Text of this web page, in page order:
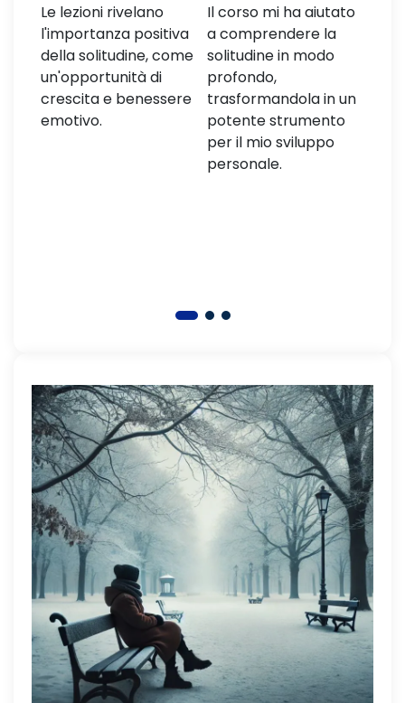
Le lezioni rivelano
l'importanza positiva
della solitudine, come
un'opportunità di
crescita e benessere
emotivo.
Il corso mi ha aiutato
a comprendere la
solitudine in modo
profondo,
trasformandola in un
potente strumento
per il mio sviluppo
personale.